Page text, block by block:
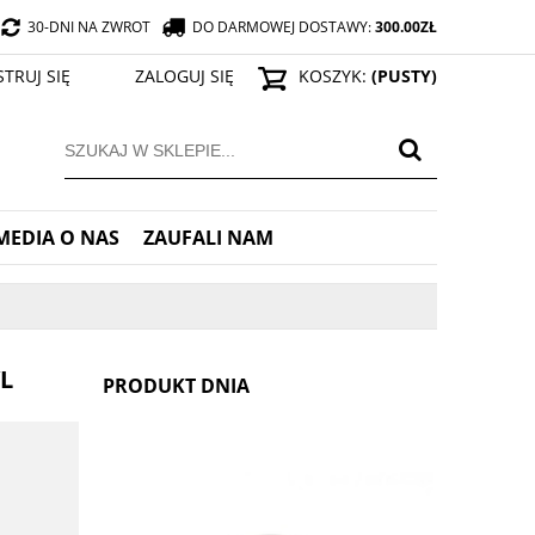
30-DNI NA ZWROT DO DARMOWEJ DOSTAWY:300.00ZŁ
SIĘ ZALOGUJ SIĘ KOSZYK: (PUSTY)
O NAS ZAUFALI NAM
PRODUKT DNIA